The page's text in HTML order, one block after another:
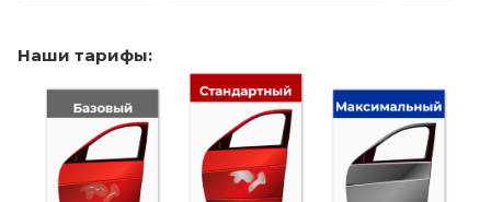
Наши тарифы: